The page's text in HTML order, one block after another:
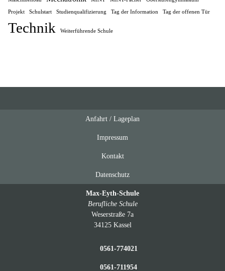
Projekt Schulstart Studienqualifizierung Tag der Information Tag der offenen Tür
Technik Weiterführende Schule
Anfahrt / Lageplan
Impressum
Kontakt
Datenschutz
Feeds oben
Max-Eyth-Schule
Berufliche Schule
Weserstraße 7a
34125 Kassel
0561-774021
0561-711954